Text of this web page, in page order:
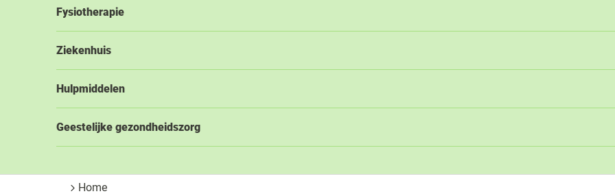
Fysiotherapie
Ziekenhuis
Hulpmiddelen
Geestelijke gezondheidszorg
Home